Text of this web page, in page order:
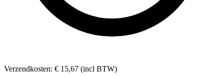
Verzendkosten: € 15,67 (incl BTW)